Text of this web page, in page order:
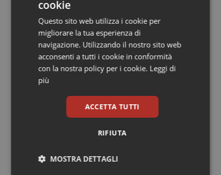
di garantire, con logiche uniformi in tutte le ASL, i piani
di sviluppo e di rinnovo e delle attrezzature biomedicali
per tramite delle attività centralizzate di ingegneria
clinica – aggiungeAnnamaria Tomasella,direttore
generale di Ares -. Allo stesso tempo abbiamo colto
alcune esigenze specifiche presentate dalle Direzioni
Generali delle diverse ASL che risultavano inquadrabili
programmazione PR FESR 2021-27 e che attualmente
sono al vaglio della Direzione Generale della Sanità per
04 Novembre 2022
cookie
Questo sito web utilizza i cookie per
migliorare la tua esperienza di
navigazione. Utilizzando il nostro sito web
acconsenti a tutti i cookie in conformità
con la nostra policy per i cookie. Leggi di
più
ACCETTA TUTTI
RIFIUTA
MOSTRA DETTAGLI